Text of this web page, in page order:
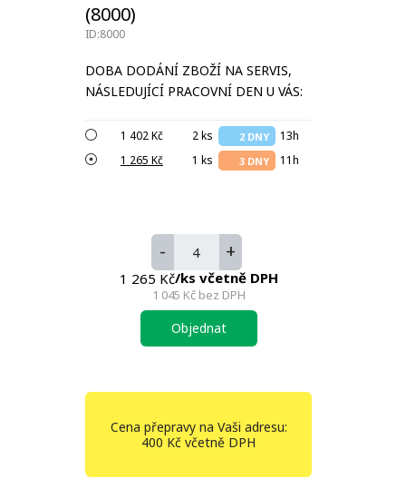
(8000)
ID:8000
DOBA DODÁNÍ ZBOŽÍ NA SERVIS,
NÁSLEDUJÍCÍ PRACOVNÍ DEN U VÁS:
1 402 Kč 2 ks 2 DNY
13h
1 265 Kč
1 ks 3 DNY 11h
- +
1 265 Kč/ks včetně DPH
1 045 Kčbez DPH
Objednat
Cena přepravy na Vaši adresu:
400 Kč včetně DPH